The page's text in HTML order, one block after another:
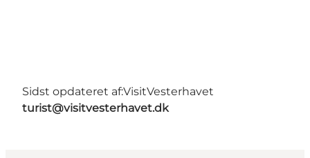
Sidst opdateret af:VisitVesterhavet
turist@visitvesterhavet.dk